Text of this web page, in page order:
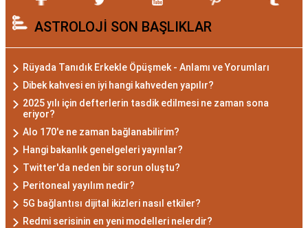
Akrep burcu, astrolojide 23 Ekim ile 21 Kasım
tarihleri arasında doğanları ifade eder. Bu
dönemde doğan bireyler genellikle gizemli ve derin
düşünce yapısına sahiptir. Akrep burcunun temel
özellikleri arasında kararlılık, cesaret ve tutku
bulunur. Akrepler, hedeflerine ulaşmak için
kararlılıkla çalışan bireylerdir. Aynı zamanda,
zekalarını ve keskin gözlem yeteneklerini
kullanarak çözüm odaklıdırlar.
Akrep Burcu Erkeği
Özellikleri: Güçlü ve
ASTROLOJİ SON BAŞLIKLAR
Rüyada Tanıdık Erkekle Öpüşmek - Anlamı ve Yorumları
Dibek kahvesi en iyi hangi kahveden yapılır?
2025 yılı için defterlerin tasdik edilmesi ne zaman sona
eriyor?
Alo 170'e ne zaman bağlanabilirim?
Hangi bakanlık genelgeleri yayınlar?
Twitter'da neden bir sorun oluştu?
Peritoneal yayılım nedir?
5G bağlantısı dijital ikizleri nasıl etkiler?
Redmi serisinin en yeni modelleri nelerdir?